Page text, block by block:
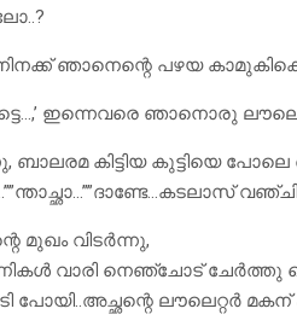
ഞാനെന്റെ പഴയ
ഇന്നെവരെ ഞാനൊരു
ബാലരമ കിട്ടിയ കുട്ടിയെ
മുഖം വിടർന്നു,
വാരി നെഞ്ചോട് ചേർത്തു
പോയി..അച്ഛന്റെ ലൗലെറ്റർ മകന്